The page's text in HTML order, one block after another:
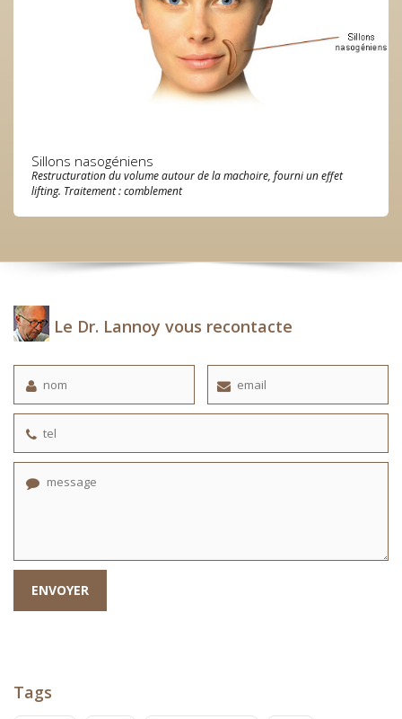
Sillons nasogéniens
Restructuration du volume autour de la machoire, fourni un effet
lifting. Traitement : comblement
Le Dr. Lannoy vous recontacte
ENVOYER
Tags